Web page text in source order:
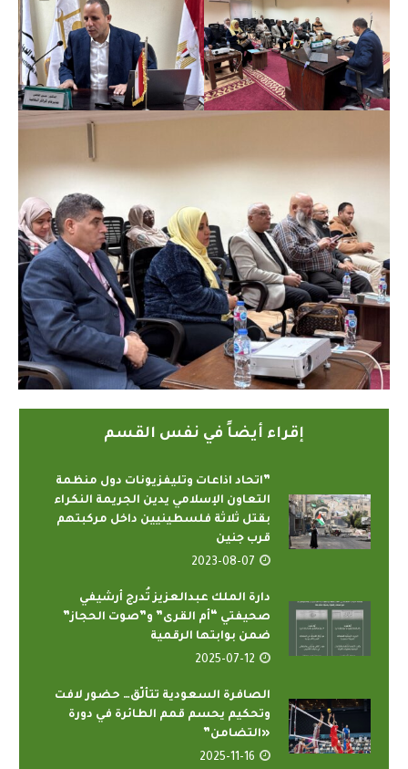
إقراء أيضاً في نفس القسم
‎”اتحاد اذاعات وتليفزيونات دول منظمة
التعاون الإسلامي يدين الجريمة النكراء
بقتل ثلاثة فلسطينيين داخل مركبتهم
قرب جنين
2023-08-07
دارة الملك عبدالعزيز تُدرج أرشيفي
صحيفتي “أم القرى” و”صوت الحجاز”
ضمن بوابتها الرقمية
2025-07-12
الصافرة السعودية تتألّق… حضور لافت
وتحكيم يحسم قمم الطائرة في دورة
«التضامن”
2025-11-16